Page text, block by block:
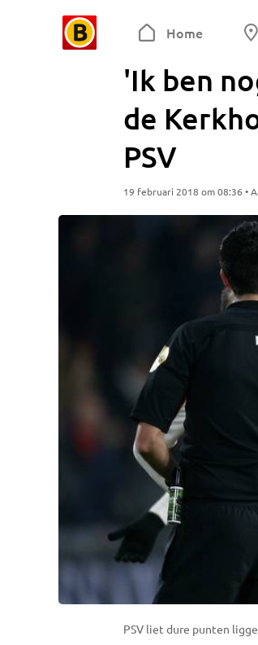
Home
'Ik ben
de
PSV
19 februari 2018 om 08:36 •
PSV liet dure punten